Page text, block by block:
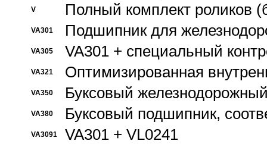
V Полный комплект роликов
VA301 Подшипник для
VA305 VA301 + специальный
VA321 Оптимизированная
VA350 Буксовый
VA380 Буксовый подшипник,
VA3091 VA301 + VL0241